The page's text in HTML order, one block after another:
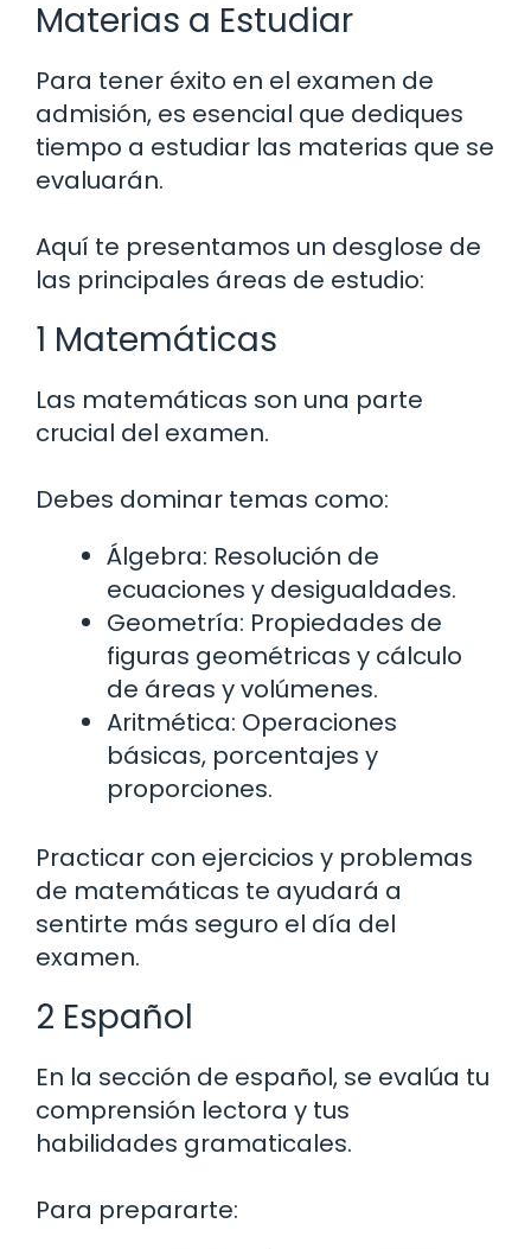
Materias a Estudiar
Para tener éxito en el examen de
admisión, es esencial que dediques
tiempo a estudiar las materias que se
evaluarán.
Aquí te presentamos un desglose de
las principales áreas de estudio:
1 Matemáticas
Las matemáticas son una parte
crucial del examen.
Debes dominar temas como:
Álgebra: Resolución de
ecuaciones y desigualdades.
Geometría: Propiedades de
figuras geométricas y cálculo
de áreas y volúmenes.
Aritmética: Operaciones
básicas, porcentajes y
proporciones.
Practicar con ejercicios y problemas
de matemáticas te ayudará a
sentirte más seguro el día del
examen.
2 Español
En la sección de español, se evalúa tu
comprensión lectora y tus
habilidades gramaticales.
Para prepararte: